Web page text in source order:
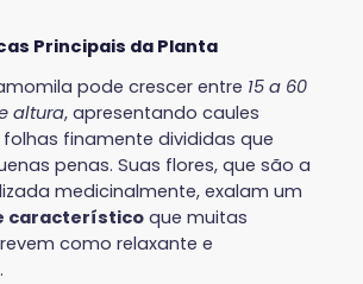
Principais da Planta
pode crescer entre 15 a 60
altura, apresentando caules
finamente divididas que
penas. Suas flores, que são a
medicinalmente, exalam um
característico que muitas
como relaxante e